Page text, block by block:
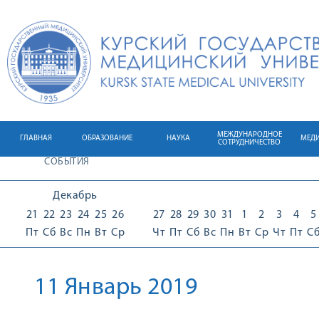
ГЛАВНАЯ ОБРАЗОВАНИЕ НАУКА
МЕЖДУНАРОДНОЕ
СОТРУДНИЧЕСТВО
СОБЫТИЯ
Декабрь
21
Пт
22
Сб
23
Вс
24
Пн
25
Вт
26
Ср
27
Чт
28
Пт
29
Сб
30
Вс
31
Пн
1
Вт
2
Ср
3
Чт
4
Пт
5
Сб
11 Январь 2019